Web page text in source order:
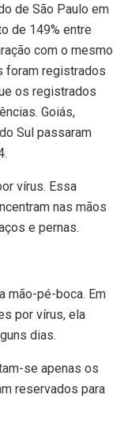
de São Paulo em
de 149% entre
com o mesmo
foram registrados
os registrados
Goiás,
Sul passaram
vírus. Essa
nas mãos
e pernas.
mão-pé-boca. Em
por vírus, ela
dias.
se apenas os
reservados para